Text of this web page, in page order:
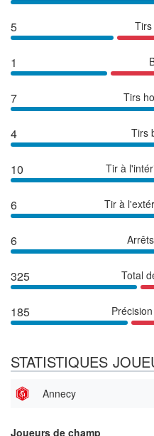
5
1
7 Tirs
4 Tirs
10 Tir à
6 Tir à
6
325 Total
185
STATISTIQUES
Annecy
Joueurs de champ